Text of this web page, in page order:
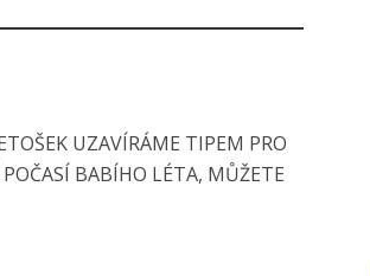
UZAVÍRÁME TIPEM PRO
BABÍHO LÉTA, MŮŽETE